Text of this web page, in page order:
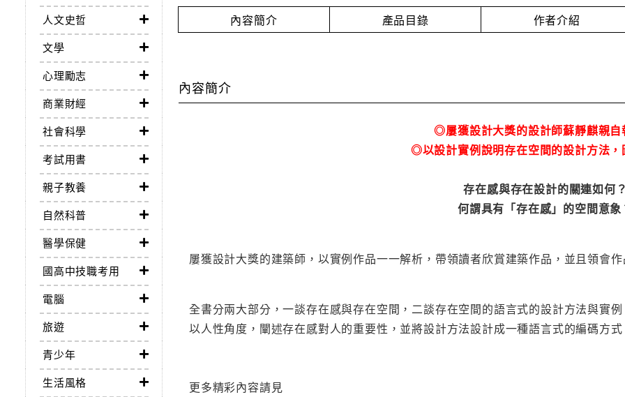
人文史哲
文學
心理勵志
商業財經
社會科學
考試用書
親子教養
自然科普
醫學保健
國高中技職考用
電腦
旅遊
青少年
生活風格
內容簡介 產品目錄 作者介紹
內容簡介
◎屢獲設計大獎的設計師蘇靜麒親自
◎以設計實例說明存在空間的設計方法，
存在感與存在設計的關連如何？
何謂具有「存在感」的空間意象
屢獲設計大獎的建築師，以實例作品一一解析，帶領讀者欣賞建築作品，並且領會
全書分兩大部分，一談存在感與存在空間，二談存在空間的語言式的設計方法與實例
以人性角度，闡述存在感對人的重要性，並將設計方法設計成一種語言式的編碼方式
更多精彩內容請見